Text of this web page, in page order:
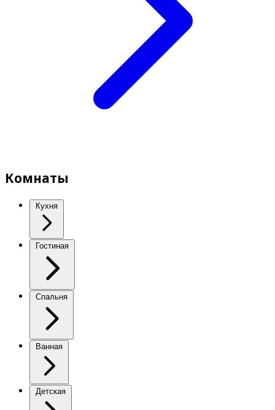
Комнаты
Кухня
Гостиная
Спальня
Ванная
Детская